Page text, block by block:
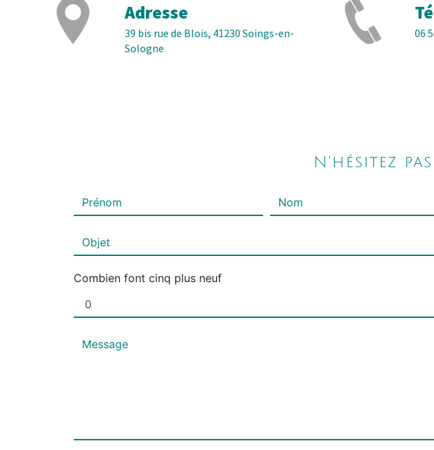
Adresse
39 bis rue de Blois, 41230 Soings-en-
Sologne
06
N'hésitez
Combien font cinq plus neuf